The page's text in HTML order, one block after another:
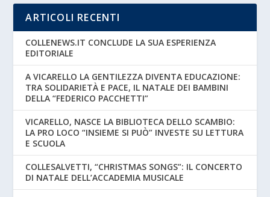
ARTICOLI RECENTI
COLLENEWS.IT CONCLUDE LA SUA ESPERIENZA
EDITORIALE
A VICARELLO LA GENTILEZZA DIVENTA EDUCAZIONE:
TRA SOLIDARIETÀ E PACE, IL NATALE DEI BAMBINI
DELLA “FEDERICO PACCHETTI”
VICARELLO, NASCE LA BIBLIOTECA DELLO SCAMBIO:
LA PRO LOCO “INSIEME SI PUÒ” INVESTE SU LETTURA
E SCUOLA
COLLESALVETTI, “CHRISTMAS SONGS”: IL CONCERTO
DI NATALE DELL’ACCADEMIA MUSICALE